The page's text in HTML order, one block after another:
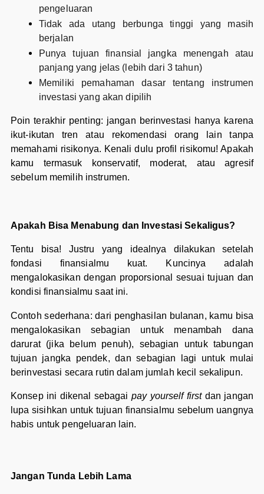
pengeluaran
Tidak ada utang berbunga tinggi yang masih
berjalan
Punya tujuan finansial jangka menengah atau
panjang yang jelas (lebih dari 3 tahun)
Memiliki pemahaman dasar tentang instrumen
investasi yang akan dipilih
Poin terakhir penting: jangan berinvestasi hanya karena
ikut-ikutan tren atau rekomendasi orang lain tanpa
memahami risikonya. Kenali dulu profil risikomu! Apakah
kamu termasuk konservatif, moderat, atau agresif
sebelum memilih instrumen.
Apakah Bisa Menabung dan Investasi Sekaligus?
Tentu bisa! Justru yang idealnya dilakukan setelah
fondasi finansialmu kuat. Kuncinya adalah
mengalokasikan dengan proporsional sesuai tujuan dan
kondisi finansialmu saat ini.
Contoh sederhana: dari penghasilan bulanan, kamu bisa
mengalokasikan sebagian untuk menambah dana
darurat (jika belum penuh), sebagian untuk tabungan
tujuan jangka pendek, dan sebagian lagi untuk mulai
berinvestasi secara rutin dalam jumlah kecil sekalipun.
Konsep ini dikenal sebagai pay yourself first dan jangan
lupa sisihkan untuk tujuan finansialmu sebelum uangnya
habis untuk pengeluaran lain.
Jangan Tunda Lebih Lama